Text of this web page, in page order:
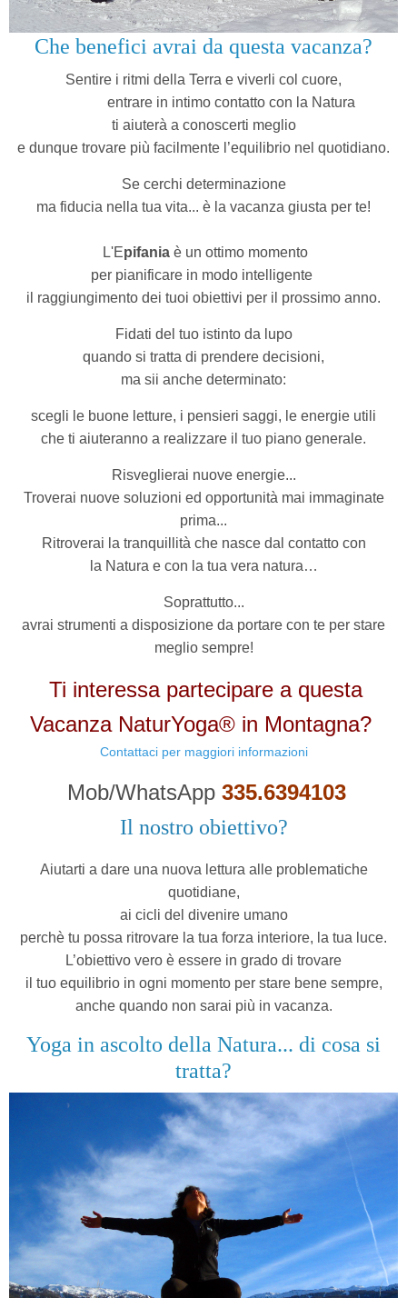
Che benefici avrai da questa vacanza?
Sentire i ritmi della Terra e viverli col cuore,
entrare in intimo contatto con la Natura
ti aiuterà a conoscerti meglio
e dunque trovare più facilmente l’equilibrio nel quotidiano.
Se cerchi determinazione
ma fiducia nella tua vita... è la vacanza giusta per te!
L'Epifania è un ottimo momento
per pianificare in modo intelligente
il raggiungimento dei tuoi obiettivi per il prossimo anno.
Fidati del tuo istinto da lupo
quando si tratta di prendere decisioni,
ma sii anche determinato:
scegli le buone letture, i pensieri saggi, le energie utili
che ti aiuteranno a realizzare il tuo piano generale.
Risveglierai nuove energie...
Troverai nuove soluzioni ed opportunità mai immaginate
prima...
Ritroverai la tranquillità che nasce dal contatto con
la Natura e con la tua vera natura…
Soprattutto...
avrai strumenti a disposizione da portare con te per stare
meglio sempre!
Ti interessa partecipare a questa
Vacanza NaturYoga® in Montagna?
Contattaci per maggiori informazioni
Mob/WhatsApp 335.6394103
Il nostro obiettivo?
Aiutarti a dare una nuova lettura alle problematiche
quotidiane,
ai cicli del divenire umano
perchè tu possa ritrovare la tua forza interiore, la tua luce.
L’obiettivo vero è essere in grado di trovare
il tuo equilibrio in ogni momento per stare bene sempre,
anche quando non sarai più in vacanza.
Yoga in ascolto della Natura... di cosa si
tratta?